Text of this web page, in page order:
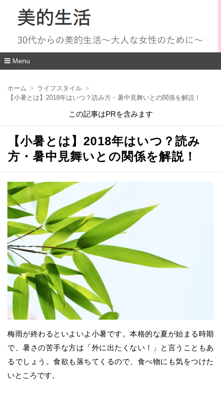
Menu
移
ホーム
ライフスタイル
【小暑とは】2018年はいつ？読み方・暑中見舞いとの関係を解説！
この記事はPRを含みます
【小暑とは】2018年はいつ？読み
方・暑中見舞いとの関係を解説！
梅雨が終わるといよいよ小暑です。本格的な夏が始まる時期
で、暑さの苦手な方は「外に出たくない！」と言うこともあ
るでしょう。食欲も落ちてくるので、食べ物にも気をつけた
いところです。